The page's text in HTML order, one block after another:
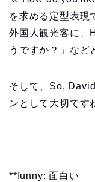
を求める定型表現
外国人観光客に
うですか？」など
そして、So,
ンとして大切です
**funny: 面白い